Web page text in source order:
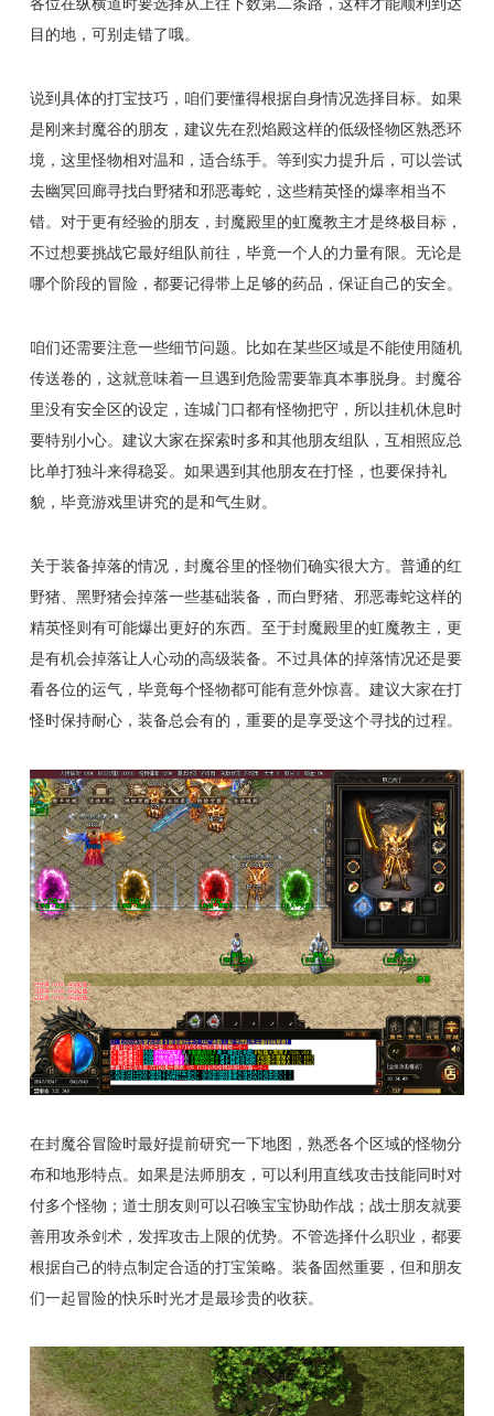
目的地，可别走错了哦。
说到具体的打宝技巧，咱们要懂得根据自身情况选择目标。如果
是刚来封魔谷的朋友，建议先在烈焰殿这样的低级怪物区熟悉环
境，这里怪物相对温和，适合练手。等到实力提升后，可以尝试
去幽冥回廊寻找白野猪和邪恶毒蛇，这些精英怪的爆率相当不
错。对于更有经验的朋友，封魔殿里的虹魔教主才是终极目标，
不过想要挑战它最好组队前往，毕竟一个人的力量有限。无论是
哪个阶段的冒险，都要记得带上足够的药品，保证自己的安全。
咱们还需要注意一些细节问题。比如在某些区域是不能使用随机
传送卷的，这就意味着一旦遇到危险需要靠真本事脱身。封魔谷
里没有安全区的设定，连城门口都有怪物把守，所以挂机休息时
要特别小心。建议大家在探索时多和其他朋友组队，互相照应总
比单打独斗来得稳妥。如果遇到其他朋友在打怪，也要保持礼
貌，毕竟游戏里讲究的是和气生财。
关于装备掉落的情况，封魔谷里的怪物们确实很大方。普通的红
野猪、黑野猪会掉落一些基础装备，而白野猪、邪恶毒蛇这样的
精英怪则有可能爆出更好的东西。至于封魔殿里的虹魔教主，更
是有机会掉落让人心动的高级装备。不过具体的掉落情况还是要
看各位的运气，毕竟每个怪物都可能有意外惊喜。建议大家在打
怪时保持耐心，装备总会有的，重要的是享受这个寻找的过程。
在封魔谷冒险时最好提前研究一下地图，熟悉各个区域的怪物分
布和地形特点。如果是法师朋友，可以利用直线攻击技能同时对
付多个怪物；道士朋友则可以召唤宝宝协助作战；战士朋友就要
善用攻杀剑术，发挥攻击上限的优势。不管选择什么职业，都要
根据自己的特点制定合适的打宝策略。装备固然重要，但和朋友
们一起冒险的快乐时光才是最珍贵的收获。